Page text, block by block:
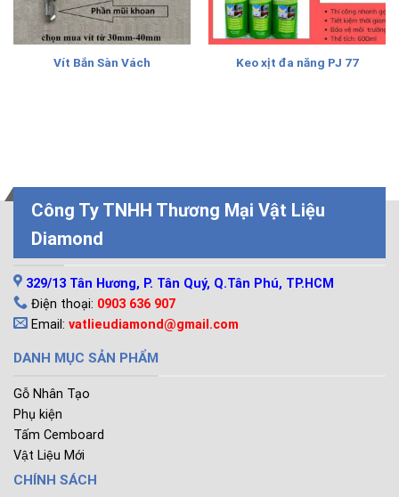
Vít Bắn Sàn Vách Keo xịt đa năng PJ 77
Công Ty TNHH Thương Mại Vật Liệu
Diamond
LIÊN HỆ
329/13 Tân Hương, P. Tân Quý, Q.Tân Phú, TP.HCM
Điện thoại: 0903 636 907
Email: vatlieudiamond@gmail.com
DANH MỤC SẢN PHẨM
Gỗ Nhân Tạo
Phụ kiện
Tấm Cemboard
Vật Liệu Mới
CHÍNH SÁCH